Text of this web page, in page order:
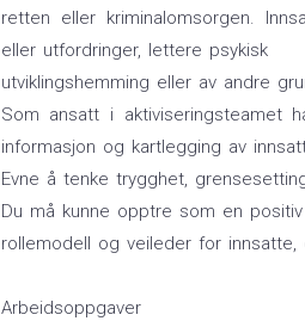
retten eller kriminalomsorgen.
eller utfordringer, lettere psykisk
utviklingshemming eller av andre
Som ansatt i aktiviseringsteamet
informasjon og kartlegging av
Evne å tenke trygghet,
Du må kunne opptre som en positiv
rollemodell og veileder for
Arbeidsoppgaver